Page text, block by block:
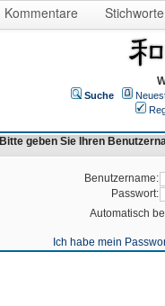
Kommentare Stichworte
Suche
Bitte geben Sie Ihren
Benutzername:
Passwort:
Automatisch
Ich habe mein